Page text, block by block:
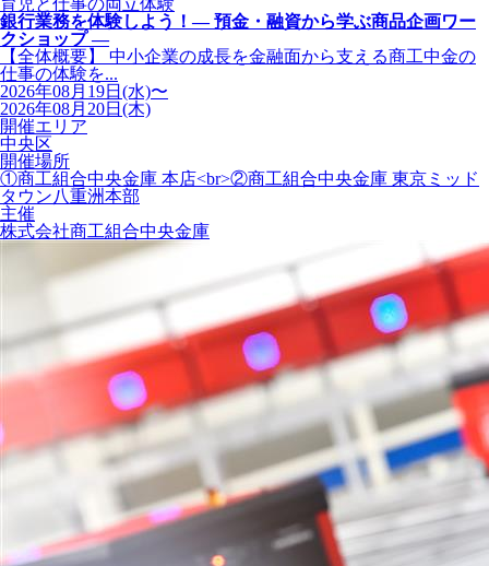
育児と仕事の両立体験
銀行業務を体験しよう！― 預金・融資から学ぶ商品企画ワー
クショップ ―
【全体概要】 中小企業の成長を金融面から支える商工中金の
仕事の体験を...
2026年08月19日(水)〜
2026年08月20日(木)
開催エリア
中央区
開催場所
①商工組合中央金庫 本店<br>②商工組合中央金庫 東京ミッド
タウン八重洲本部
主催
株式会社商工組合中央金庫